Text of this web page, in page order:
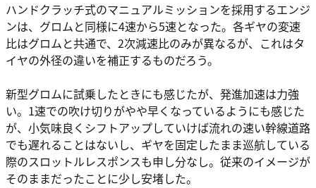
ハンドクラッチ式のマニュアルミッションを採用するエンジ
ンは、グロムと同様に4速から5速となった。各ギヤの変速
比はグロムと共通で、2次減速比のみが異なるが、これはタ
イヤの外径の違いを補正するものだろう。
新型グロムに試乗したときにも感じたが、発進加速は力強
い。1速での吹け切りがやや早くなっているようにも感じた
が、小気味良くシフトアップしていけば流れの速い幹線道路
でも遅れることはないし、ギヤを固定したまま巡航している
際のスロットルレスポンスも申し分なし。従来のイメージが
そのままだったことに少し安堵した。